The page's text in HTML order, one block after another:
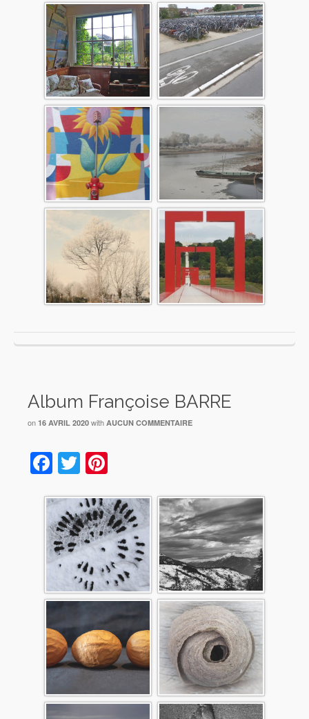
Album Françoise BARRE
on 16 AVRIL 2020 with AUCUN COMMENTAIRE
Facebook
Twitter